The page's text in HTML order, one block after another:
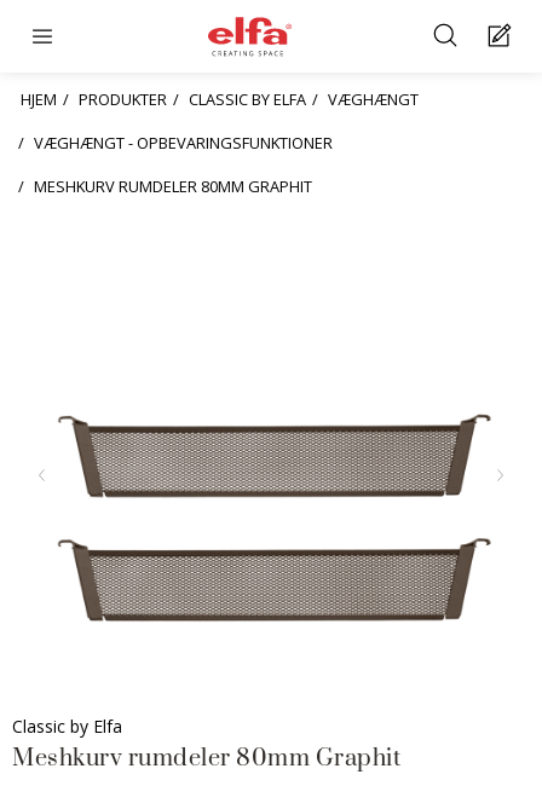
HJEM PRODUKTER CLASSIC BY ELFA
VÆGHÆNGT
VÆGHÆNGT - OPBEVARINGSFUNKTIONER
MESHKURV RUMDELER 80MM GRAPHIT
Classic by Elfa
Meshkurv rumdeler 80mm Graphit